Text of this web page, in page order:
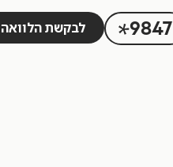
9847 לבקשת הלוואה